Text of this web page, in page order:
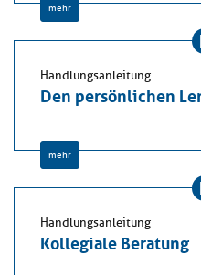
mehr
Handlungsanleitung
Den persönlichen
mehr
Handlungsanleitung
Kollegiale Beratung